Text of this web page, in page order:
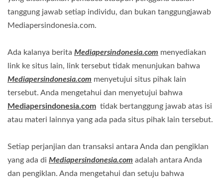
tanggung jawab setiap individu, dan bukan tanggungjawab
Mediapersindonesia.com.
Ada kalanya berita Mediapersindonesia.com menyediakan
link ke situs lain, link tersebut tidak menunjukan bahwa
Mediapersindonesia.com menyetujui situs pihak lain
tersebut. Anda mengetahui dan menyetujui bahwa
Mediapersindonesia.com tidak bertanggung jawab atas isi
atau materi lainnya yang ada pada situs pihak lain tersebut.
Setiap perjanjian dan transaksi antara Anda dan pengiklan
yang ada di Mediapersindonesia.com adalah antara Anda
dan pengiklan. Anda mengetahui dan setuju bahwa